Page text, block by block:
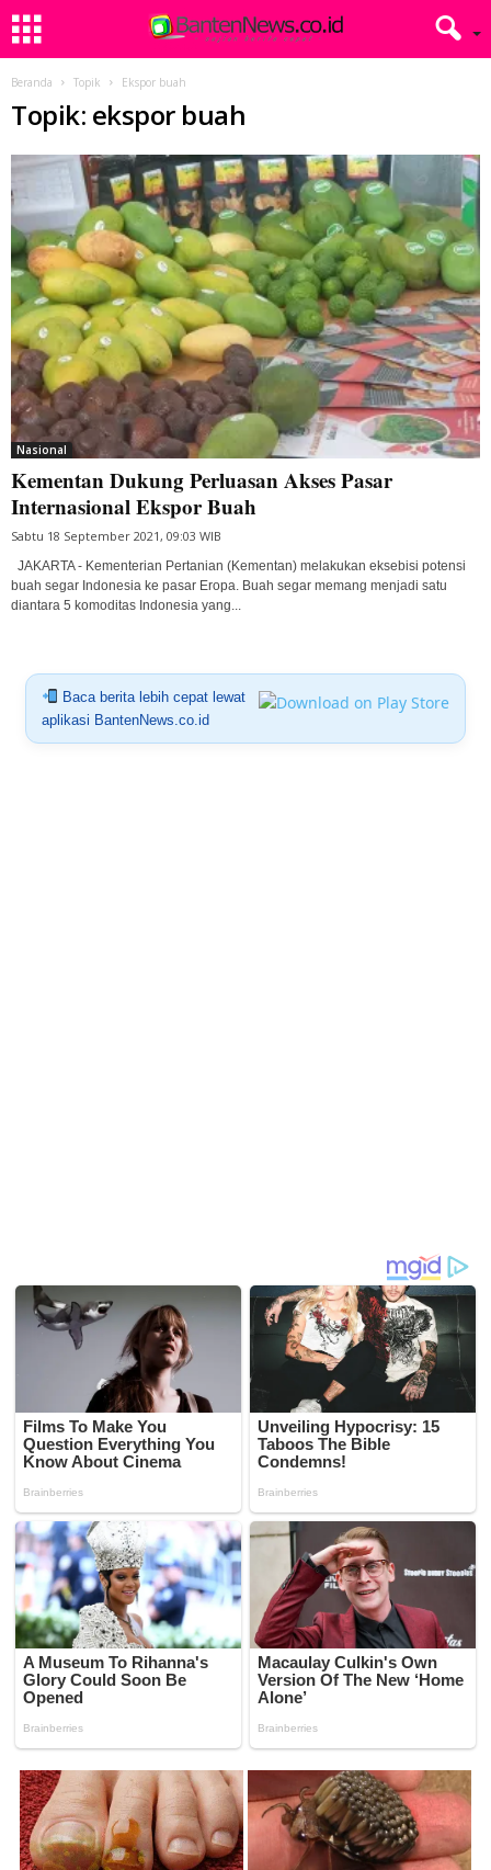
Beranda Topik Ekspor buah
Topik: ekspor buah
Nasional
Kementan Dukung Perluasan Akses Pasar
Internasional Ekspor Buah
Sabtu 18 September 2021, 09:03 WIB
JAKARTA - Kementerian Pertanian (Kementan) melakukan eksebisi potensi
buah segar Indonesia ke pasar Eropa. Buah segar memang menjadi satu
diantara 5 komoditas Indonesia yang...
Baca berita lebih cepat lewat
aplikasi BantenNews.co.id